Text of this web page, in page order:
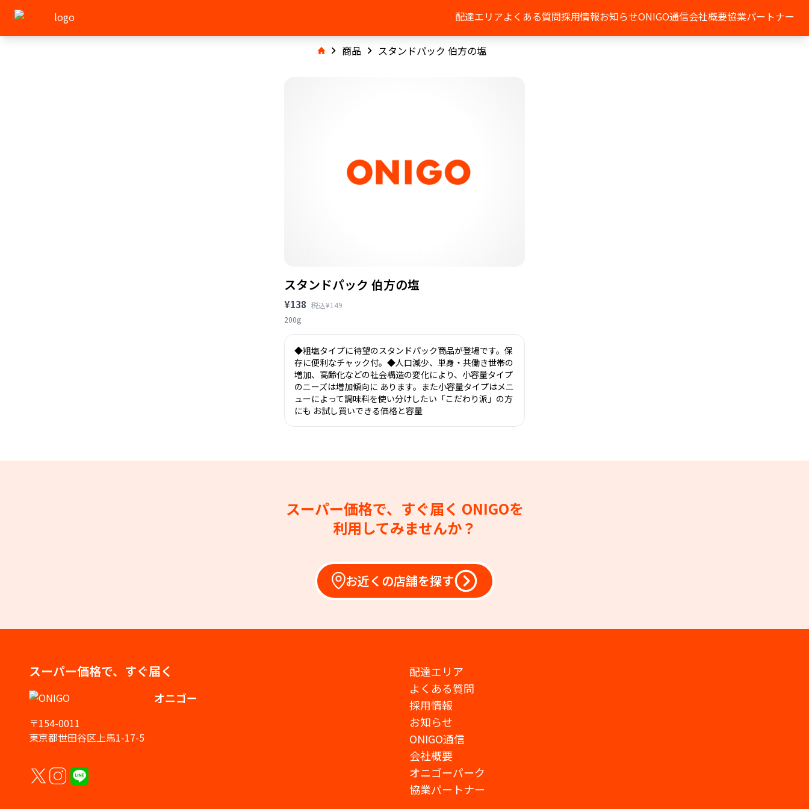
配達エリアよくある質問採用情報お知らせONIGO通信会社概要協業パートナー
商品 スタンドパック 伯方の塩
スタンドパック 伯方の塩
¥138 税込¥149
200g
◆粗塩タイプに待望のスタンドパック商品が登場です。保
存に便利なチャック付。◆人口減少、単身・共働き世帯の
増加、高齢化などの社会構造の変化により、小容量タイプ
のニーズは増加傾向に あります。また小容量タイプはメニ
ューによって調味料を使い分けしたい「こだわり派」の方
にも お試し買いできる価格と容量
スーパー価格で、すぐ届く ONIGOを
利用してみませんか？
お近くの店舗を探す
スーパー価格で、すぐ届く
オニゴー
〒154-0011
東京都世田谷区上馬1-17-5
配達エリア
よくある質問
採用情報
お知らせ
ONIGO通信
会社概要
オニゴーパーク
協業パートナー